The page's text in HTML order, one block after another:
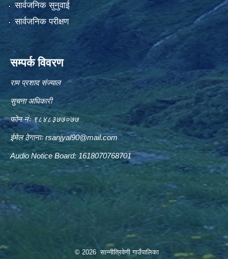
सार्वजनिक सुनुवाई
सार्वजनिक परीक्षण
सम्पर्क विवरण
राम प्रशाद संज्याल
सुचना अधिकारी
फोन नंः ९८४८३७७०७७
ईमेल ठेगानाःrsanjyal90@mail.com
Audio Notice Board: 1618070768701
© 2026 सान्नीत्रिवेणी गाउँपालिका